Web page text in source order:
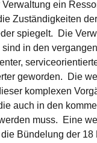
Verwaltung ein
Zuständigkeiten
spiegelt. Die
in den
geworden. Die
komplexen
auch in den
muss. Eine
Bündelung der 18